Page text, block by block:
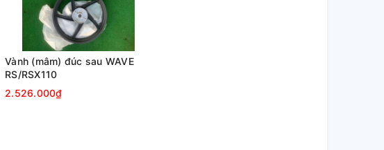
Vành (mâm) đúc sau WAVE
RS/RSX110
2.526.000₫